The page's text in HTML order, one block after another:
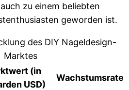
zu einem beliebten
geworden ist.
des DIY Nageldesign-
Marktes
(in
USD)
Wachstumsrate